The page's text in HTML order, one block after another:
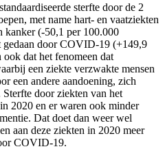
sterfte door de 2
met name hart- en vaatziekten
kanker (-50,1 per 100.000
door COVID-19 (+149,9
dat het fenomeen dat
een ziekte verzwakte mensen
een andere aandoening, zich
door ziekten van het
2020 en er waren ook minder
Dat doet dan weer wel
aan deze ziekten in 2020 meer
COVID-19.